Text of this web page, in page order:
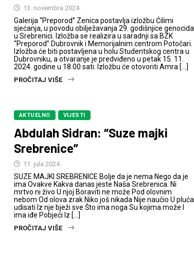
13. novembra 2024.
Galerija “Preporod” Zenica postavlja izložbu Ćilimi
sjećanja, u povodu obilježavanja 29. godišnjice genocida
u Srebrenici. Izložba se realizira u saradnji sa BZK
“Preporod” Dubrovnik i Memorijalnim centrom Potočari.
Izložba će biti postavljena u holu Studentskog centra u
Dubrovniku, a otvaranje je predviđeno u petak 15. 11.
2024. godine u 18.00 sati. Izložbu će otovoriti Amra […]
PROČITAJ VIŠE
AKTUELNO VIJESTI
Abdulah Sidran: “Suze majki
Srebrenice”
11. jula 2024.
SUZE MAJKI SREBRENICE Bolje da je nema Nego da je
ima Ovakve Kakva danas jeste Naša Srebrenica. Ni
mrtvo ni živo U njoj Boraviti ne može Pod olovnim
nebom Od olova zrak Niko još nikada Nije naučio U pluća
udisati Iz nje bježi sve Što ima noga Su kojima može I
ima iđe Pobjeći Iz […]
PROČITAJ VIŠE